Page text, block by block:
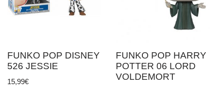
FUNKO POP DISNEY
526 JESSIE
15,99€
FUNKO POP HARRY
POTTER 06 LORD
VOLDEMORT